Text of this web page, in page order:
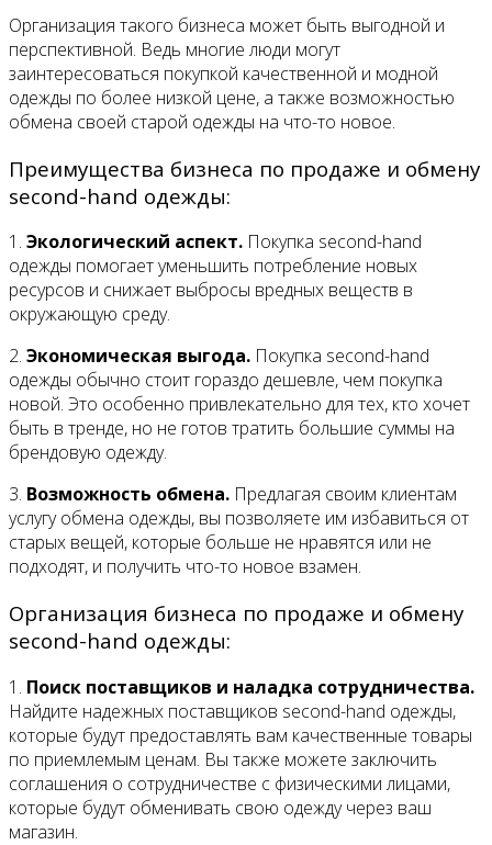
Организация такого бизнеса может быть выгодной и
перспективной. Ведь многие люди могут
заинтересоваться покупкой качественной и модной
одежды по более низкой цене, а также возможностью
обмена своей старой одежды на что-то новое.
Преимущества бизнеса по продаже и обмену
second-hand одежды:
1. Экологический аспект. Покупка second-hand
одежды помогает уменьшить потребление новых
ресурсов и снижает выбросы вредных веществ в
окружающую среду.
2. Экономическая выгода. Покупка second-hand
одежды обычно стоит гораздо дешевле, чем покупка
новой. Это особенно привлекательно для тех, кто хочет
быть в тренде, но не готов тратить большие суммы на
брендовую одежду.
3. Возможность обмена. Предлагая своим клиентам
услугу обмена одежды, вы позволяете им избавиться от
старых вещей, которые больше не нравятся или не
подходят, и получить что-то новое взамен.
Организация бизнеса по продаже и обмену
second-hand одежды:
1. Поиск поставщиков и наладка сотрудничества.
Найдите надежных поставщиков second-hand одежды,
которые будут предоставлять вам качественные товары
по приемлемым ценам. Вы также можете заключить
соглашения о сотрудничестве с физическими лицами,
которые будут обменивать свою одежду через ваш
магазин.